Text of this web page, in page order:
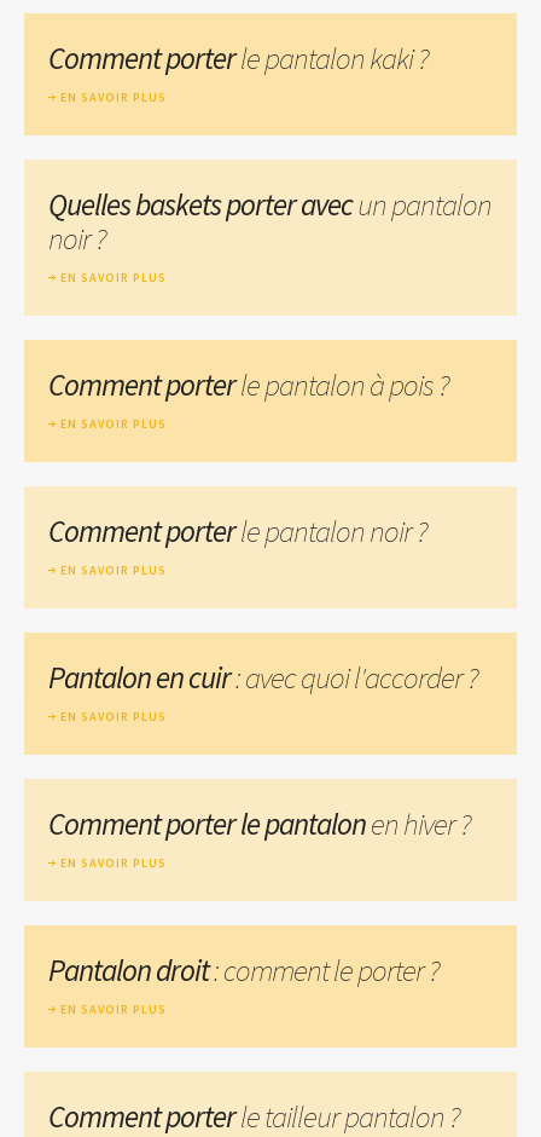
Comment porterle pantalon kaki ?
EN SAVOIR PLUS
Quelles baskets porter avecun pantalon
noir ?
EN SAVOIR PLUS
Comment porterle pantalon à pois ?
EN SAVOIR PLUS
Comment porterle pantalon noir ?
EN SAVOIR PLUS
Pantalon en cuir: avec quoi l'accorder ?
EN SAVOIR PLUS
Comment porter le pantalonen hiver ?
EN SAVOIR PLUS
Pantalon droit: comment le porter ?
EN SAVOIR PLUS
Comment porterle tailleur pantalon ?